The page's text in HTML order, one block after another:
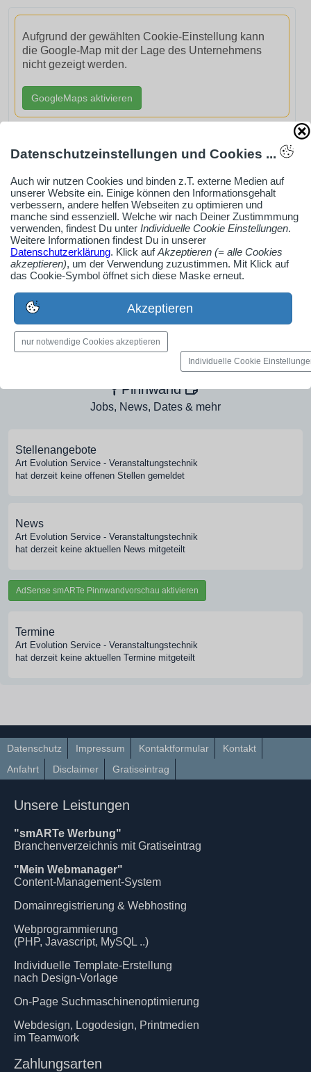
Aufgrund der gewählten Cookie-Einstellung kann
die Google-Map mit der Lage des Unternehmens
nicht gezeigt werden.
GoogleMaps aktivieren
AdSense smARTe inArticle-Anzeige aktivieren
Ob Solo-Selbsständiger, Handwerksbetrieb oder
Industrieunternehmen
Erstelle jetzt ein gratis Firmenprofil für dein Unternehmen:
jetzt registrieren
Medien-Galerie
Bilder, PDFs, Audio, Video
Pinnwand
Jobs, News, Dates & mehr
Stellenangebote
Art Evolution Service - Veranstaltungstechnik
hat derzeit keine offenen Stellen gemeldet
News
Art Evolution Service - Veranstaltungstechnik
hat derzeit keine aktuellen News mitgeteilt
AdSense smARTe Pinnwandvorschau aktivieren
Termine
Art Evolution Service - Veranstaltungstechnik
hat derzeit keine aktuellen Termine mitgeteilt
Datenschutz Impressum Kontaktformular
Kontakt
Anfahrt
Disclaimer Gratiseintrag
Unsere Leistungen
"smARTe Werbung"
Branchenverzeichnis mit Gratiseintrag
"Mein Webmanager"
Content-Management-System
Domainregistrierung & Webhosting
Webprogrammierung
(PHP, Javascript, MySQL ..)
Individuelle Template-Erstellung
nach Design-Vorlage
On-Page Suchmaschinenoptimierung
Webdesign, Logodesign, Printmedien
im Teamwork
Zahlungsarten
Datenschutzeinstellungen und Cookies ...
Auch wir nutzen Cookies und binden z.T. externe Medien auf
unserer Website ein. Einige können den Informationsgehalt
verbessern, andere helfen Webseiten zu optimieren und
manche sind essenziell. Welche wir nach Deiner Zustimmmung
verwenden, findest Du unter Individuelle Cookie Einstellungen.
Weitere Informationen findest Du in unserer
Datenschutzerklärung. Klick aufAkzeptieren (= alle Cookies
akzeptieren), um der Verwendung zuzustimmen. Mit Klick auf
das Cookie-Symbol öffnet sich diese Maske erneut.
Akzeptieren
nur notwendige Cookies akzeptieren
Individuelle Cookie